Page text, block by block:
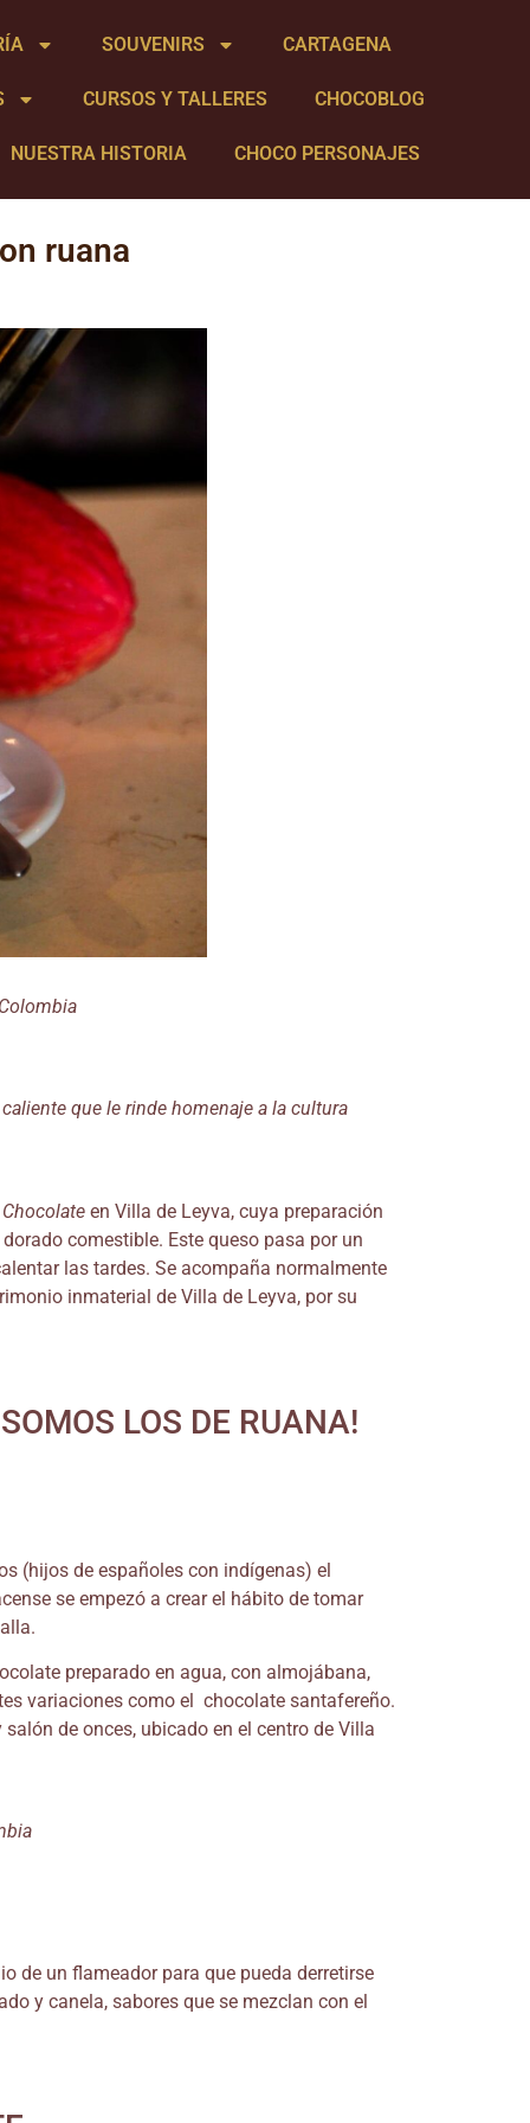
SOUVENIRS CARTAGENA
CURSOS Y TALLERES CHOCOBLOG
NUESTRA HISTORIA CHOCO PERSONAJES
ruana
que le rinde homenaje a la cultura
en Villa de Leyva, cuya preparación
comestible. Este queso pasa por un
las tardes. Se acompaña normalmente
inmaterial de Villa de Leyva, por su
LOS DE RUANA!
(hijos de españoles con indígenas) el
se empezó a crear el hábito de tomar
preparado en agua, con almojábana,
variaciones como el chocolate santafereño.
de onces, ubicado en el centro de Villa
de un flameador para que pueda derretirse
y canela, sabores que se mezclan con el